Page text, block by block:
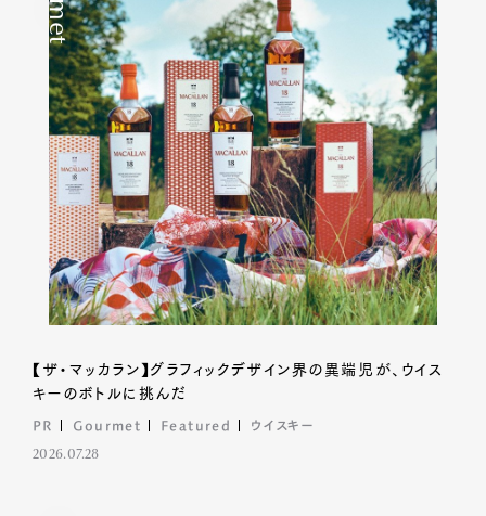
【ザ・マッカラン】グラフィックデザイン界の異端児が、ウイス
キーのボトルに挑んだ
PR Gourmet Featured ウイスキー
2026.07.28